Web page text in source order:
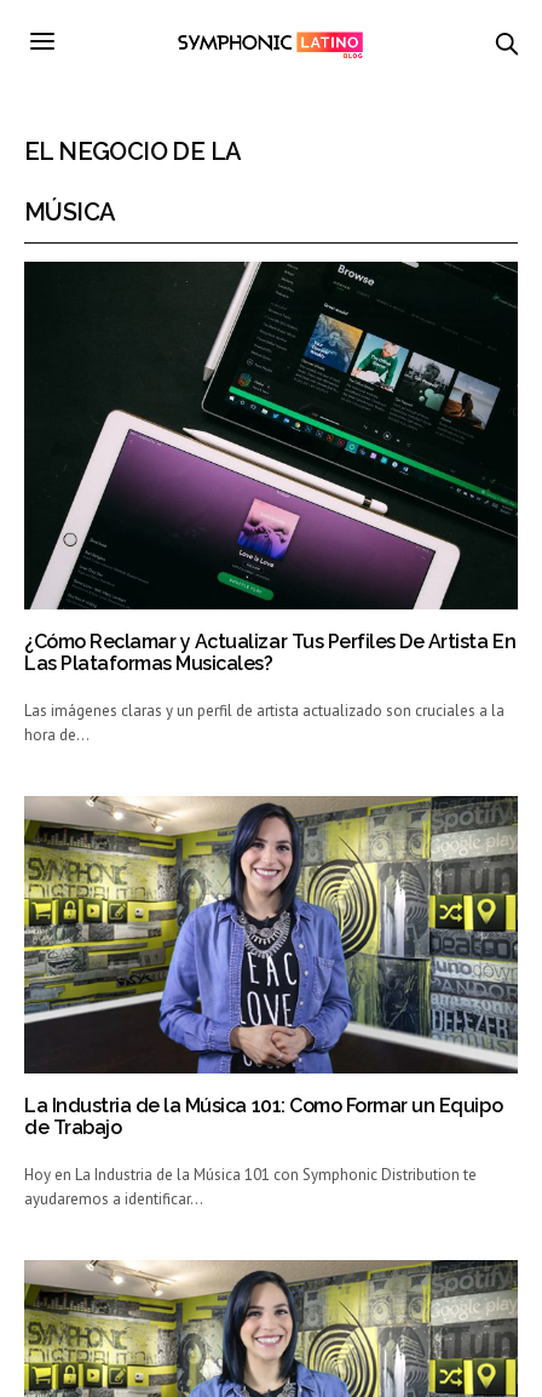
EL NEGOCIO DE LA
MÚSICA
¿Cómo Reclamar y Actualizar Tus Perfiles De Artista En
Las Plataformas Musicales?
Las imágenes claras y un perfil de artista actualizado son cruciales a la
hora de…
La Industria de la Música 101: Como Formar un Equipo
de Trabajo
Hoy en La Industria de la Música 101 con Symphonic Distribution te
ayudaremos a identificar…